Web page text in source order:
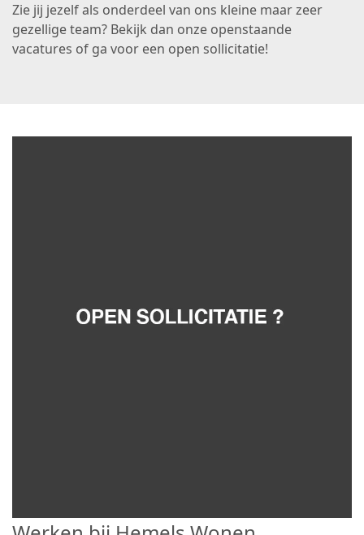
Zie jij jezelf als onderdeel van ons kleine maar zeer
gezellige team? Bekijk dan onze openstaande
vacatures of ga voor een open sollicitatie!